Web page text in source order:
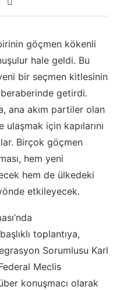
göçmen kökenli
hale geldi. Bu
bir seçmen kitlesinin
beraberinde getirdi.
ana akım partiler olan
için kapılarını
Birçok göçmen
hem yeni
hem de ülkedeki
etkileyecek.
toplantıya,
Sorumlusu Karl
Meclis
konuşmacı olarak